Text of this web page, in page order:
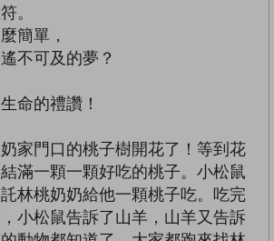
。
簡單，
不可及的夢？
命的禮讚！
家門口的桃子樹開花了！等到花
滿一顆一顆好吃的桃子。小松鼠
林桃奶奶給他一顆桃子吃。吃完
小松鼠告訴了山羊，山羊又告訴